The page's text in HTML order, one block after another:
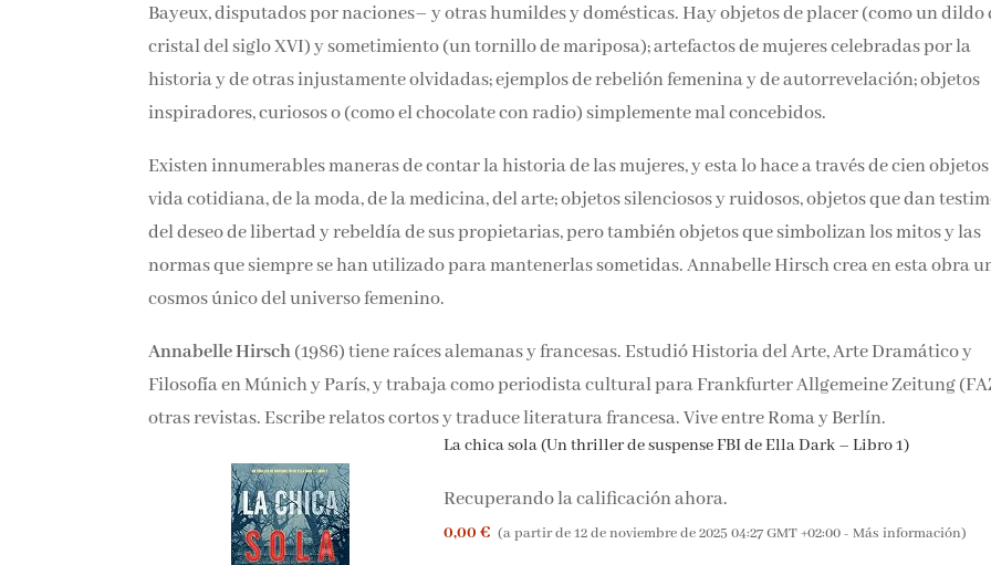
Bayeux, disputados por naciones– y otras humildes y domésticas. Hay objetos de placer (como un dildo
cristal del siglo XVI) y sometimiento (un tornillo de mariposa); artefactos de mujeres celebradas por la
historia y de otras injustamente olvidadas; ejemplos de rebelión femenina y de autorrevelación; objetos
inspiradores, curiosos o (como el chocolate con radio) simplemente mal concebidos.
Existen innumerables maneras de contar la historia de las mujeres, y esta lo hace a través de cien objetos
la vida cotidiana, de la moda, de la medicina, del arte; objetos silenciosos y ruidosos, objetos que dan
testimonio del deseo de libertad y rebeldía de sus propietarias, pero también objetos que simbolizan los
mitos y las normas que siempre se han utilizado para mantenerlas sometidas. Annabelle Hirsch crea en
obra un cosmos único del universo femenino.
Annabelle Hirsch(1986) tiene raíces alemanas y francesas. Estudió Historia del Arte, Arte Dramático y
Filosofía en Múnich y París, y trabaja como periodista cultural para Frankfurter Allgemeine Zeitung
otras revistas. Escribe relatos cortos y traduce literatura francesa. Vive entre Roma y Berlín.
La chica sola (Un thriller de suspense FBI de Ella Dark – Libro 1)
Recuperando la calificación ahora.
0,00 € (a partir de 12 de noviembre de 2025 04:27 GMT +02:00 -Más información)
Nombre*
Email*
Por favor, acepta los
condiciones de privacidad